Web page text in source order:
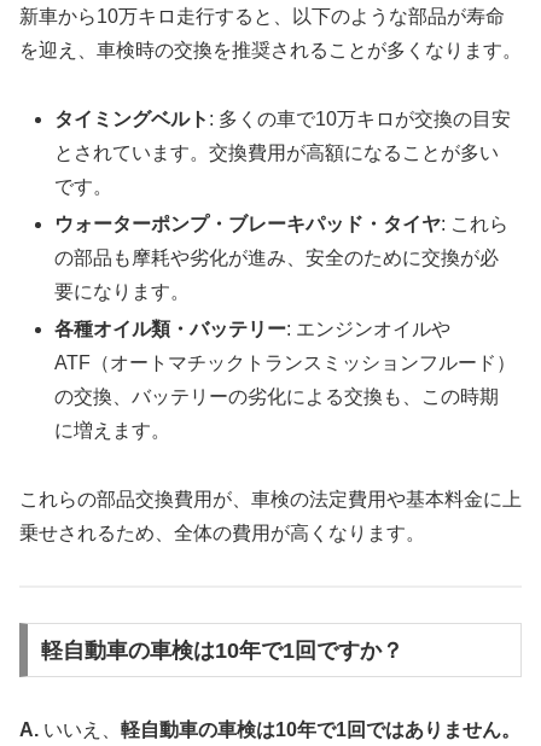
新車から10万キロ走行すると、以下のような部品が寿命
を迎え、車検時の交換を推奨されることが多くなります。
タイミングベルト : 多くの車で10万キロが交換の目安
とされています。交換費用が高額になることが多い
です。
ウォーターポンプ・ブレーキパッド・タイヤ: これら
の部品も摩耗や劣化が進み、安全のために交換が必
要になります。
各種オイル類・バッテリー: エンジンオイルや
ATF（オートマチックトランスミッションフルード）
の交換、バッテリーの劣化による交換も、この時期
に増えます。
これらの部品交換費用が、車検の法定費用や基本料金に上
乗せされるため、全体の費用が高くなります。
軽自動車の車検は10年で1回ですか？
A. いいえ、 軽自動車の車検は10年で1回ではありません。